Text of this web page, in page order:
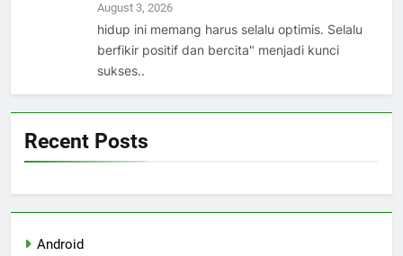
August 3, 2026
hidup ini memang harus selalu optimis. Selalu
berfikir positif dan bercita" menjadi kunci
sukses..
Recent Posts
Android